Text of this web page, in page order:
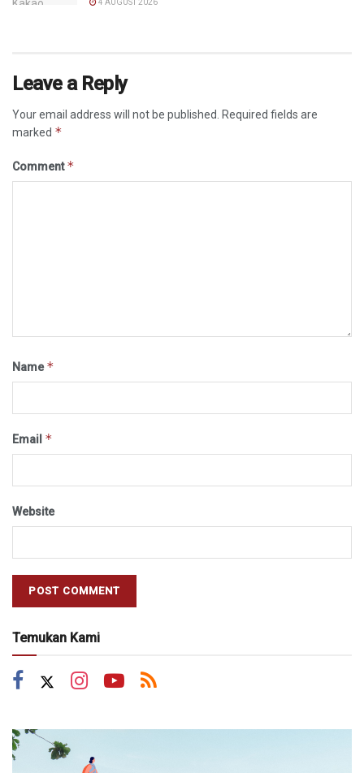
4 AUGUST 2026
Leave a Reply
Your email address will not be published.
Required fields are
marked *
Comment*
Name*
Email *
Website
Temukan Kami